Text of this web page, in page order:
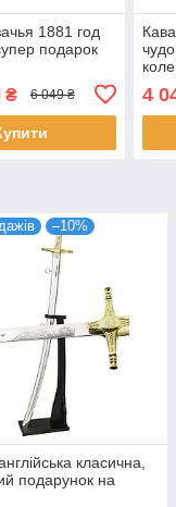
1881 год
подарок
₴ 6 049 ₴ 4
–10%
класична,
подарунок на